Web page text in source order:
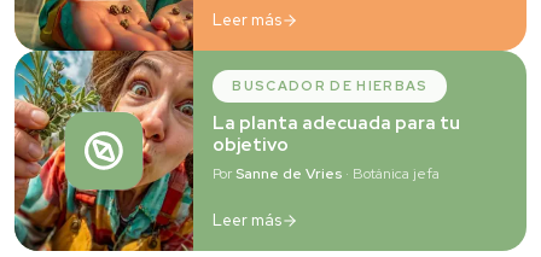
Leer más
BUSCADOR DE HIERBAS
La planta adecuada para tu
objetivo
PorSanne de Vries · Botánica jefa
Leer más